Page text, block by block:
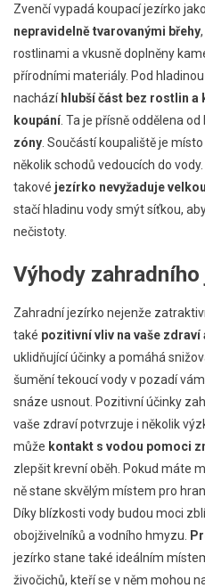
Zvenčí vypadá koupací jezírko
nepravidelně tvarovanými břehy
rostlinami a vkusně doplněny
přírodními materiály. Pod hladinou
nacházíhlubší část bez rostlin a
koupání. Ta je přísně oddělena
zóny . Součástí koupaliště je
několik schodů vedoucích do
takové jezírko nevyžaduje
stačí hladinu vody smýt síťkou,
nečistoty.
Výhody
Zahradní jezírko nejenže
také pozitivní vliv na vaše zdraví
uklidňující účinky a pomáhá
šumění tekoucí vody v pozadí
snáze usnout. Pozitivní účinky
vaše zdraví potvrzuje i několik
může kontakt s vodou pomoci
zlepšit krevní oběh. Pokud máte
ně stane skvělým místem pro
Díky blízkosti vody budou moci
obojživelníků a vodního hmyzu.
jezírko stane také ideálním
živočichů, kteří se v něm mohou